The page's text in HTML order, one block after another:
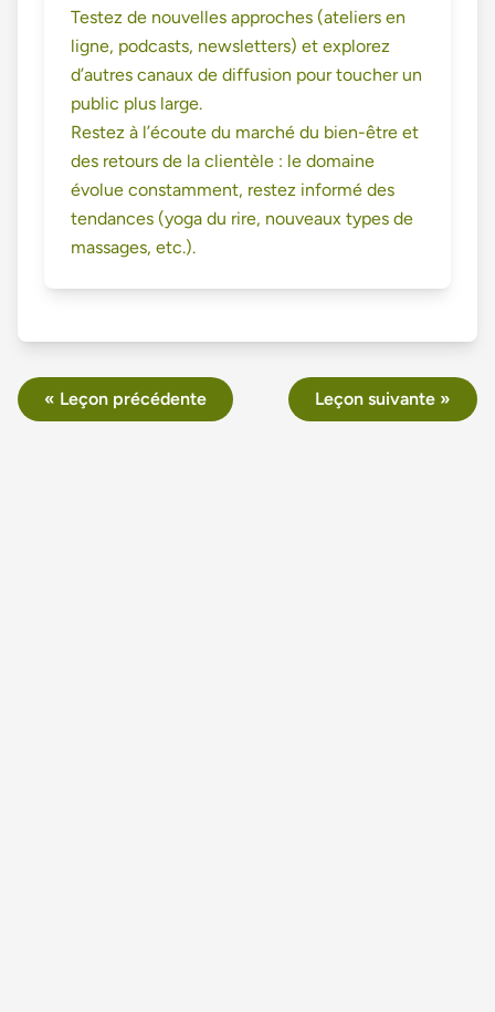
Testez de nouvelles approches (ateliers en
ligne, podcasts, newsletters) et explorez
d’autres canaux de diffusion pour toucher un
public plus large.
Restez à l’écoute du marché du bien-être et
des retours de la clientèle : le domaine
évolue constamment, restez informé des
tendances (yoga du rire, nouveaux types de
massages, etc.).
« Leçon précédente Leçon suivante »